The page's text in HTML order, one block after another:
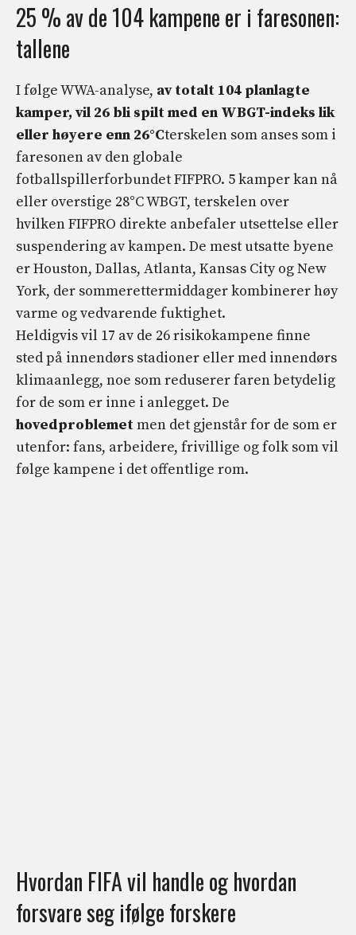
25 % av de 104 kampene er i faresonen:
tallene
I følge WWA-analyse, av totalt 104 planlagte
kamper, vil 26 bli spilt med en WBGT-indeks lik
eller høyere enn 26°Cterskelen som anses som i
faresonen av den globale
fotballspillerforbundet FIFPRO. 5 kamper kan nå
eller overstige 28°C WBGT, terskelen over
hvilken FIFPRO direkte anbefaler utsettelse eller
suspendering av kampen. De mest utsatte byene
er Houston, Dallas, Atlanta, Kansas City og New
York, der sommerettermiddager kombinerer høy
varme og vedvarende fuktighet.
Heldigvis vil 17 av de 26 risikokampene finne
sted på innendørs stadioner eller med innendørs
klimaanlegg, noe som reduserer faren betydelig
for de som er inne i anlegget. De
hovedproblemetmen det gjenstår for de som er
utenfor: fans, arbeidere, frivillige og folk som vil
følge kampene i det offentlige rom.
Hvordan FIFA vil handle og hvordan
forsvare seg ifølge forskere